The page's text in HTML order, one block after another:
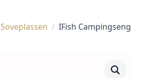
Soveplassen
IFish Campingseng